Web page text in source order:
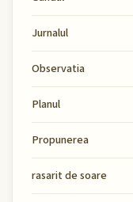
Jurnalul
Observatia
Planul
Propunerea
rasarit de soare